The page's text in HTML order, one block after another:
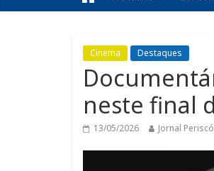
Cinema Destaques
neste final
13/05/2026 Jornal